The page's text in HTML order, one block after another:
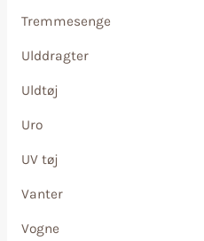
Tremmesenge
Ulddragter
Uldtøj
Uro
UV tøj
Vanter
Vogne